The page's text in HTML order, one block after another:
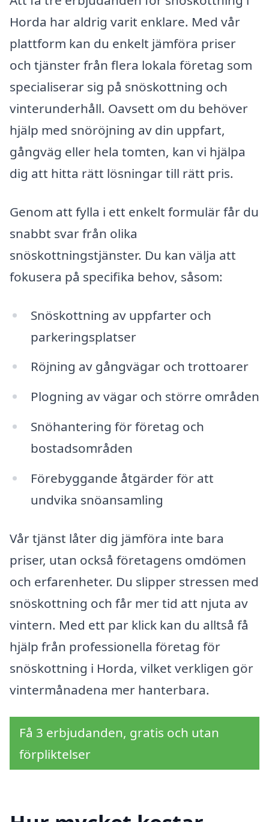
Horda har aldrig varit enklare. Med vår
plattform kan du enkelt jämföra priser
och tjänster från flera lokala företag som
specialiserar sig på snöskottning och
vinterunderhåll. Oavsett om du behöver
hjälp med snöröjning av din uppfart,
gångväg eller hela tomten, kan vi hjälpa
dig att hitta rätt lösningar till rätt pris.
Genom att fylla i ett enkelt formulär får du
snabbt svar från olika
snöskottningstjänster. Du kan välja att
fokusera på specifika behov, såsom:
Snöskottning av uppfarter och
parkeringsplatser
Röjning av gångvägar och trottoarer
Plogning av vägar och större områden
Snöhantering för företag och
bostadsområden
Förebyggande åtgärder för att
undvika snöansamling
Vår tjänst låter dig jämföra inte bara
priser, utan också företagens omdömen
och erfarenheter. Du slipper stressen med
snöskottning och får mer tid att njuta av
vintern. Med ett par klick kan du alltså få
hjälp från professionella företag för
snöskottning i Horda, vilket verkligen gör
vintermånadena mer hanterbara.
Få 3 erbjudanden, gratis och utan
förpliktelser